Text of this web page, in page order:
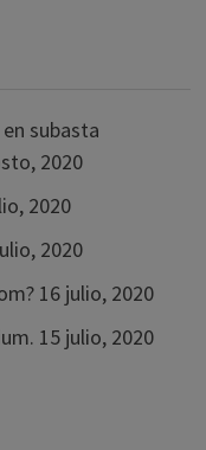
subasta
2020
2020
2020
16 julio, 2020
15 julio, 2020